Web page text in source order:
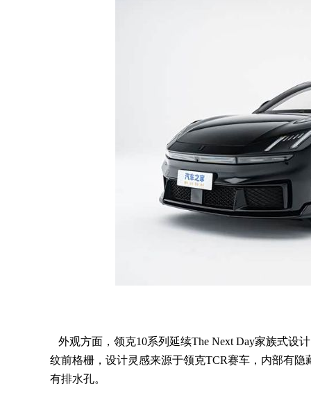
外观方面，领克10系列延续The Next Day家族式设
纹前格栅，设计灵感来源于领克TCR赛车，内部有
有排水孔。